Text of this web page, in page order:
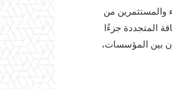
والمستثمرين من
المتجددة جزءًا
بين المؤسسات،